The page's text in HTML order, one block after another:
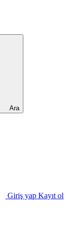
Ara
Giriş yap Kayıt ol